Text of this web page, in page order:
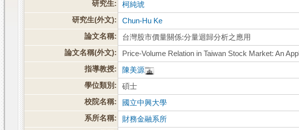
研究生:
柯純琥
研究生(外文):
Chun-Hu Ke
論文名稱:
台灣股市價量關係:分量迴歸分析之應用
論文名稱(外文):
Price-Volume Relation in Taiwan Stock Market: An
指導教授:
陳美源
學位類別:
碩士
校院名稱:
國立中興大學
系所名稱:
財務金融系所